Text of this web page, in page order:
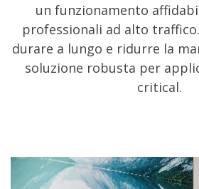
un funzionamento
professionali ad alto
durare a lungo e ridurre la
soluzione robusta per
critical.